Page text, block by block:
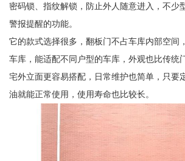
密码锁、指纹解锁，防止外人随意进入，不少
警报提醒的功能。
它的款式选择很多，翻板门不占车库内部空间
车库，能适配不同户型的车库，外观也比传统
宅外立面更容易搭配，日常维护也简单，只要
油就能正常使用，使用寿命也比较长。